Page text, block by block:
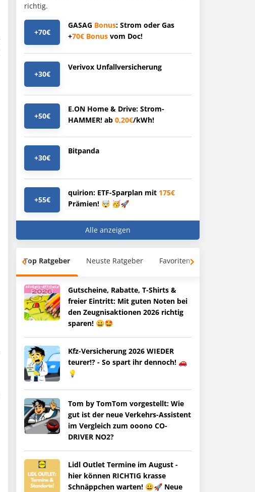
richtig.
+70€
GASAG Bonus: Strom oder Gas
+70€ Bonus vom Doc!
+30€
Verivox Unfallversicherung
+50€
E.ON Home & Drive: Strom-
HAMMER! ab 0,20€/kWh!
+30€
Bitpanda
+55€
quirion: ETF-Sparplan mit 175€
Prämien! 🤯 🥳🚀
Alle anzeigen
Top Ratgeber Neuste Ratgeber Favoriten
Gutscheine, Rabatte, T-Shirts &
freier Eintritt: Mit guten Noten bei
den Zeugnisaktionen 2026 richtig
sparen! 😀🤩
Kfz-Versicherung 2026 WIEDER
teurer!? - So spart ihr dennoch! 🚗
💡
Tom by TomTom vorgestellt: Wie
gut ist der neue Verkehrs-Assistent
im Vergleich zum ooono CO-
DRIVER NO2?
Lidl Outlet Termine im August -
hier können RICHTIG krasse
Schnäppchen warten! 😀🚀 Neue